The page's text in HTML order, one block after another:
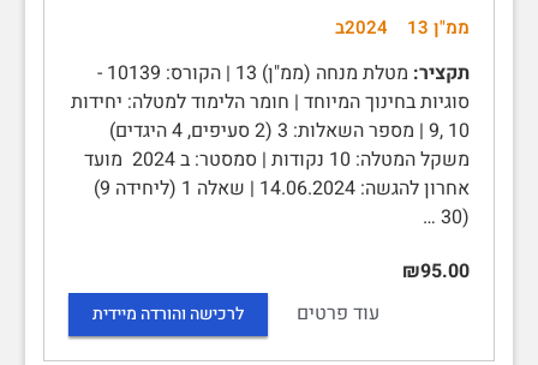
ממ"ן 13 2024ב
תקציר:
מטלת מנחה (ממ"ן) 13 | הקורס: 10139 -
סוגיות בחינוך המיוחד | חומר הלימוד למטלה: יחידות
10 ,9 | מספר השאלות: 3 (2 סעיפים, 4 היגדים)
משקל המטלה: 10 נקודות | סמסטר: ב 2024 מועד
אחרון להגשה: 14.06.2024 | שאלה 1 (ליחידה 9)
(30 …
₪95.00
עוד פרטים
לרכישה והורדה מיידית